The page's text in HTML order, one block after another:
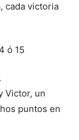
cada victoria
ó 15
Victor, un
puntos en